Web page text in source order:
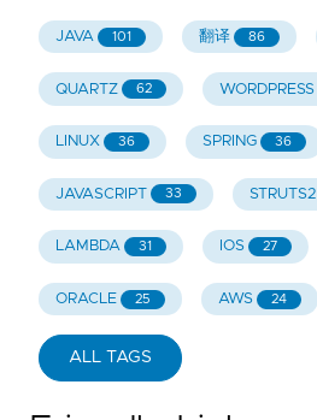
JAVA 101 翻译 86
QUARTZ 62 WORDPRESS
LINUX 36 SPRING 36
JAVASCRIPT 33 STRUTS2
LAMBDA 31 IOS 27
ORACLE 25 AWS 24
ALL TAGS